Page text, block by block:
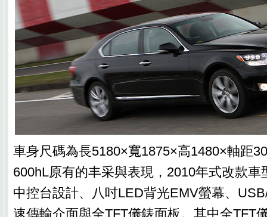
車身尺碼為長5180×寬1875×高1480×軸距
600hL原有的丰采與表現，2010年式改款車
中控台設計、八吋LED背光EMV螢幕、
速傳輸介面與全TFT儀錶面板。其中全TFT